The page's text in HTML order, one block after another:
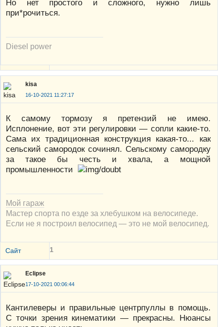
Но нет простого и сложного, нужно лишь
при*рочиться.
Diesel power
kisa
16-10-2021 11:27:17
К самому тормозу я претензий не имею.
Исплонение, вот эти регулировки — сопли какие-то.
Сама их традиционная конструкция какая-то... как
сельский самородок сочинял. Сельскому самородку
за такое бы честь и хвала, а мощной
промышленности
Мой гараж
Мастер спорта по езде за хлебушком на велосипеде.
Если не я построил велосипед — это не мой велосипед.
Сайт 1
Eclipse
17-10-2021 00:06:44
Кантилеверы и правильные центрпуллы в помощь.
С точки зрения кинематики — прекрасны. Нюансы